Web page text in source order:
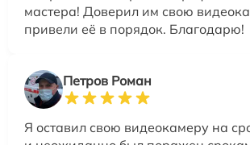
мастера! Доверил им свою
привели её в порядок. Благодарю!
Петров Роман
Я оставил свою видеокамеру на